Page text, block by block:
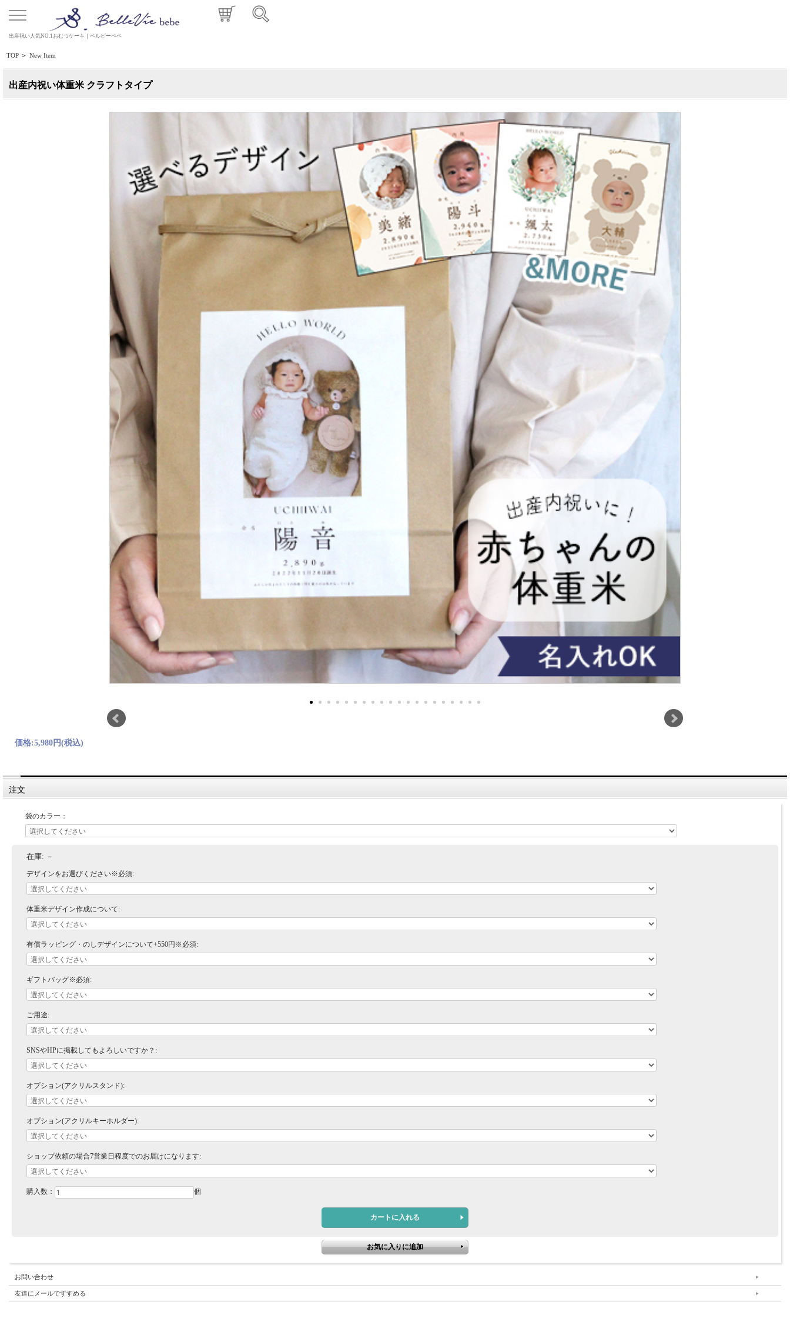
出産祝い人気NO.1おむつケーキ｜ベルビーベベ
TOP > New Item
出産内祝い体重米 クラフトタイプ
価格:5,980円(税込)
注文
袋のカラー：
在庫: －
デザインをお選びください※必須:
体重米デザイン作成について:
有償ラッピング・のしデザインについて+550円※必須:
ギフトバッグ※必須:
ご用途:
SNSやHPに掲載してもよろしいですか？:
オプション(アクリルスタンド):
オプション(アクリルキーホルダー):
ショップ依頼の場合7営業日程度でのお届けになります:
購入数： 個
お問い合わせ
友達にメールですすめる